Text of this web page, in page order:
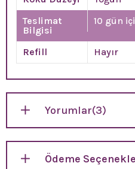
Teslimat
Bilgisi
10 gün
Refill Hayır
Yorumlar(3)
Ödeme